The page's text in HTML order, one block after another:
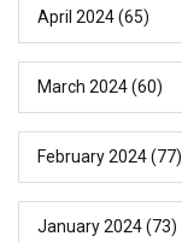
April 2024(65)
March 2024(60)
February 2024(77)
January 2024(73)